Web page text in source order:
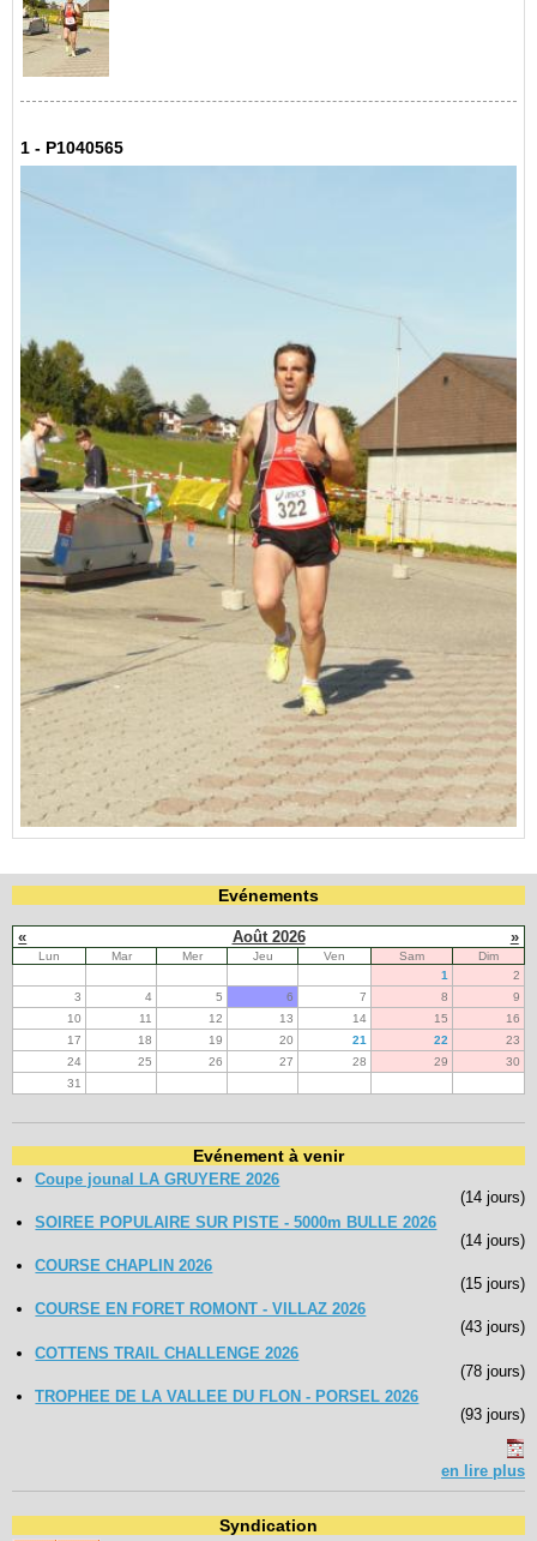
1 - P1040565
Evénements
« Août 2026 »
Lun Mar Mer Jeu Ven Sam
Dim
1
2
3
4 5 6 7 8
9
10
11 12 13 14 15
16
17
18 19 20 21 22
23
24
25 26 27 28 29
30
31
Evénement à venir
Coupe jounal LA GRUYERE 2026
(14 jours)
SOIREE POPULAIRE SUR PISTE - 5000m BULLE 2026
(14 jours)
COURSE CHAPLIN 2026
(15 jours)
COURSE EN FORET ROMONT - VILLAZ 2026
(43 jours)
COTTENS TRAIL CHALLENGE 2026
(78 jours)
TROPHEE DE LA VALLEE DU FLON - PORSEL 2026
(93 jours)
en lire plus
Syndication